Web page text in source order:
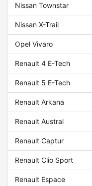
Nissan Townstar
Nissan X-Trail
Opel Vivaro
Renault 4 E-Tech
Renault 5 E-Tech
Renault Arkana
Renault Austral
Renault Captur
Renault Clio Sport
Renault Espace